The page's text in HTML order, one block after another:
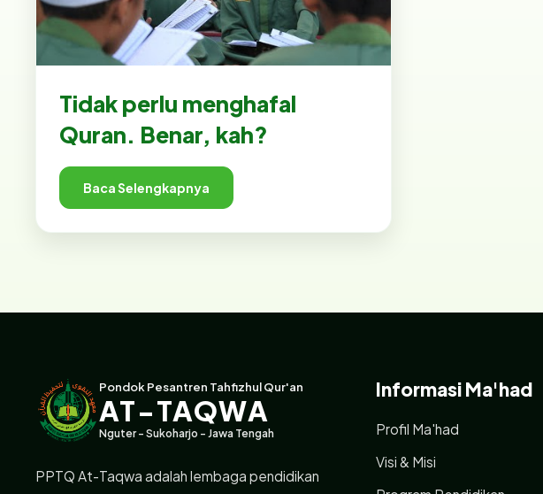
Tidak perlu menghafal
Quran. Benar, kah?
Baca Selengkapnya
Pondok Pesantren Tahfizhul Qur'an
AT-TAQWA
Nguter - Sukoharjo - Jawa Tengah
PPTQ At-Taqwa adalah lembaga pendidikan
Informasi Ma'had
Profil Ma'had
Visi & Misi